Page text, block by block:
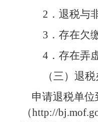
2 ．退税与
3 ．存在欠
4．存在弄
（三）退
申请退税单
（http://